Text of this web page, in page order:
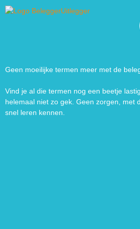
Geen moeilijke termen meer met de
Vind je al die termen nog een beetje
helemaal niet zo gek. Geen zorgen, met
snel leren kennen.
Wat wil je
hebben? We helpen je
Zoek
naar:
Zoekknop